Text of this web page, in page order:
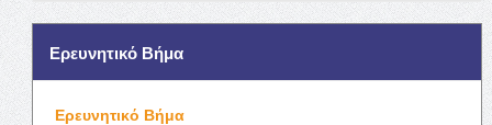
Ερευνητικό Βήμα
Ερευνητικό Βήμα